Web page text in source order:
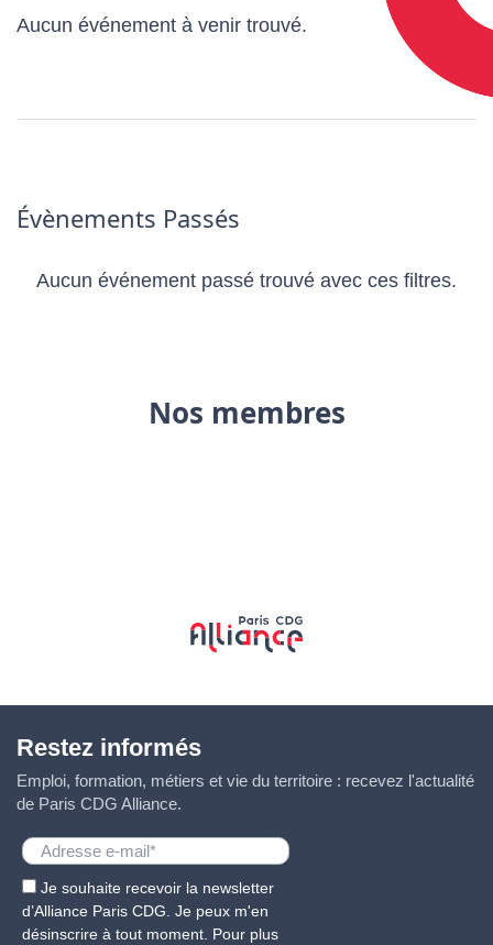
Aucun événement à venir trouvé.
Évènements Passés
Aucun événement passé trouvé avec ces filtres.
Nos membres
Restez informés
Emploi, formation, métiers et vie du territoire : recevez l'actualité
de Paris CDG Alliance.
Je souhaite recevoir la newsletter
d’Alliance Paris CDG. Je peux m'en
désinscrire à tout moment. Pour plus